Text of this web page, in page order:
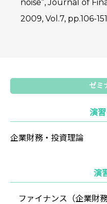
noise”, Journal of
2009, Vol.7, pp.106-151
ゼミ
演
企業財務・投資理論
演
ファイナンス（企業財